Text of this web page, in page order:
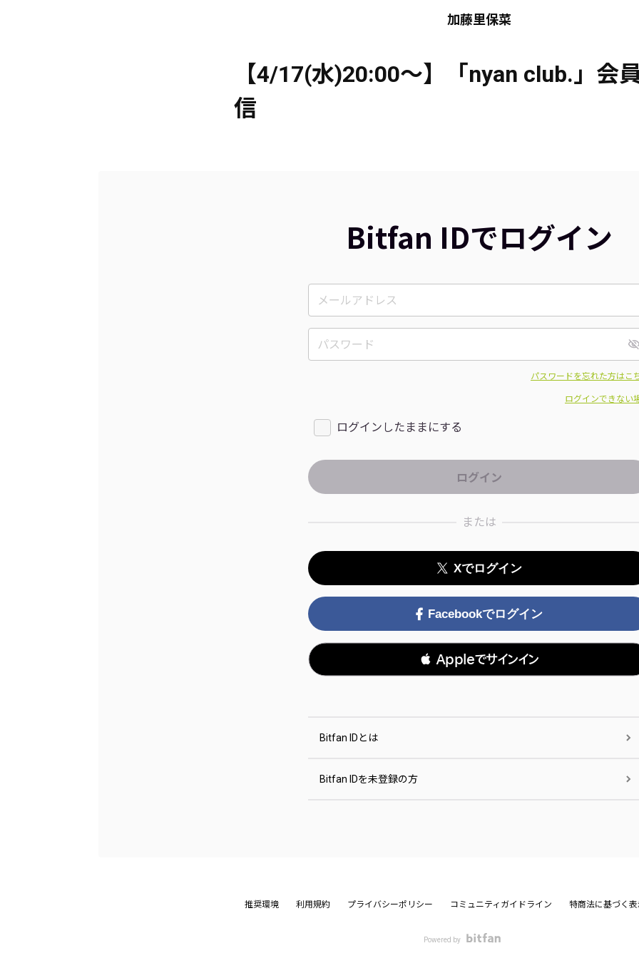
加藤里保菜
【4/17(水)20:00〜】「nyan club.」会
信
Bitfan IDでログイン
パスワードを忘れた方はこ
ログインできない
ログインしたままにする
または
Xでログイン
Facebookでログイン
 Appleでサインイン
Bitfan IDとは
Bitfan IDを未登録の方
推奨環境 利用規約 プライバシーポリシー コミュニティガイドライン 特商法に基づく表
Powered by